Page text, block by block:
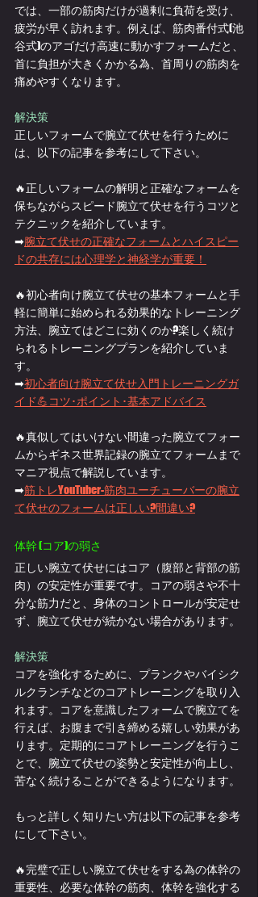
では、一部の筋肉だけが過剰に負荷を受け、
疲労が早く訪れます。例えば、筋肉番付式(池
谷式)のアゴだけ高速に動かすフォームだと、
首に負担が大きくかかる為、首周りの筋肉を
痛めやすくなります。
解決策
正しいフォームで腕立て伏せを行うために
は、以下の記事を参考にして下さい。
🔥正しいフォームの解明と正確なフォームを
保ちながらスピード腕立て伏せを行うコツと
テクニックを紹介しています。
➡腕立て伏せの正確なフォームとハイスピー
ドの共存には心理学と神経学が重要！
🔥初心者向け腕立て伏せの基本フォームと手
軽に簡単に始められる効果的なトレーニング
方法、腕立てはどこに効くのか?楽しく続け
られるトレーニングプランを紹介していま
す。
➡初心者向け腕立て伏せ入門トレーニングガ
イド💪コツ･ポイント･基本アドバイス
🔥真似してはいけない間違った腕立てフォー
ムからギネス世界記録の腕立てフォームまで
マニア視点で解説しています。
➡筋トレYouTuber-筋肉ユーチューバーの腕立
て伏せのフォームは正しい?間違い?
体幹 (コア)の弱さ
正しい腕立て伏せにはコア（腹部と背部の筋
肉）の安定性が重要です。コアの弱さや不十
分な筋力だと、身体のコントロールが安定せ
ず、腕立て伏せが続かない場合があります。
解決策
コアを強化するために、プランクやバイシク
ルクランチなどのコアトレーニングを取り入
れます。コアを意識したフォームで腕立てを
行えば、お腹まで引き締める嬉しい効果があ
ります。定期的にコアトレーニングを行うこ
とで、腕立て伏せの姿勢と安定性が向上し、
苦なく続けることができるようになります。
もっと詳しく知りたい方は以下の記事を参考
にして下さい。
🔥完璧で正しい腕立て伏せをする為の体幹の
重要性、必要な体幹の筋肉、体幹を強化する